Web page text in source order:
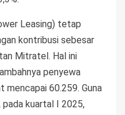
Leasing) tetap
kontribusi sebesar
Mitratel. Hal ini
penyewa
60.259. Guna
kuartal I 2025,